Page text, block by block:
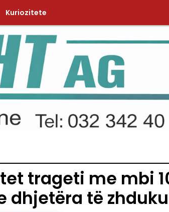
Kuriozitete
trageti me mbi
dhjetëra të